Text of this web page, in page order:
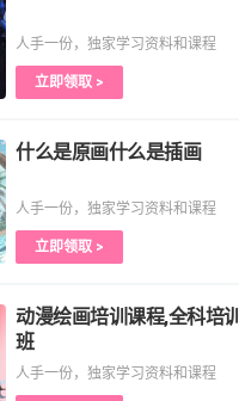
人手一份，独家学习资料和课程
立即领取 >
什么是原画什么是插画
人手一份，独家学习资料和课程
立即领取 >
动漫绘画培训课程,全科培训
班
人手一份，独家学习资料和课程